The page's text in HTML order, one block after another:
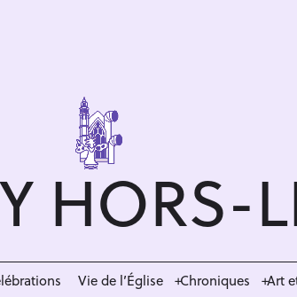
HORS-
Vie de l’Église Chroniques Art